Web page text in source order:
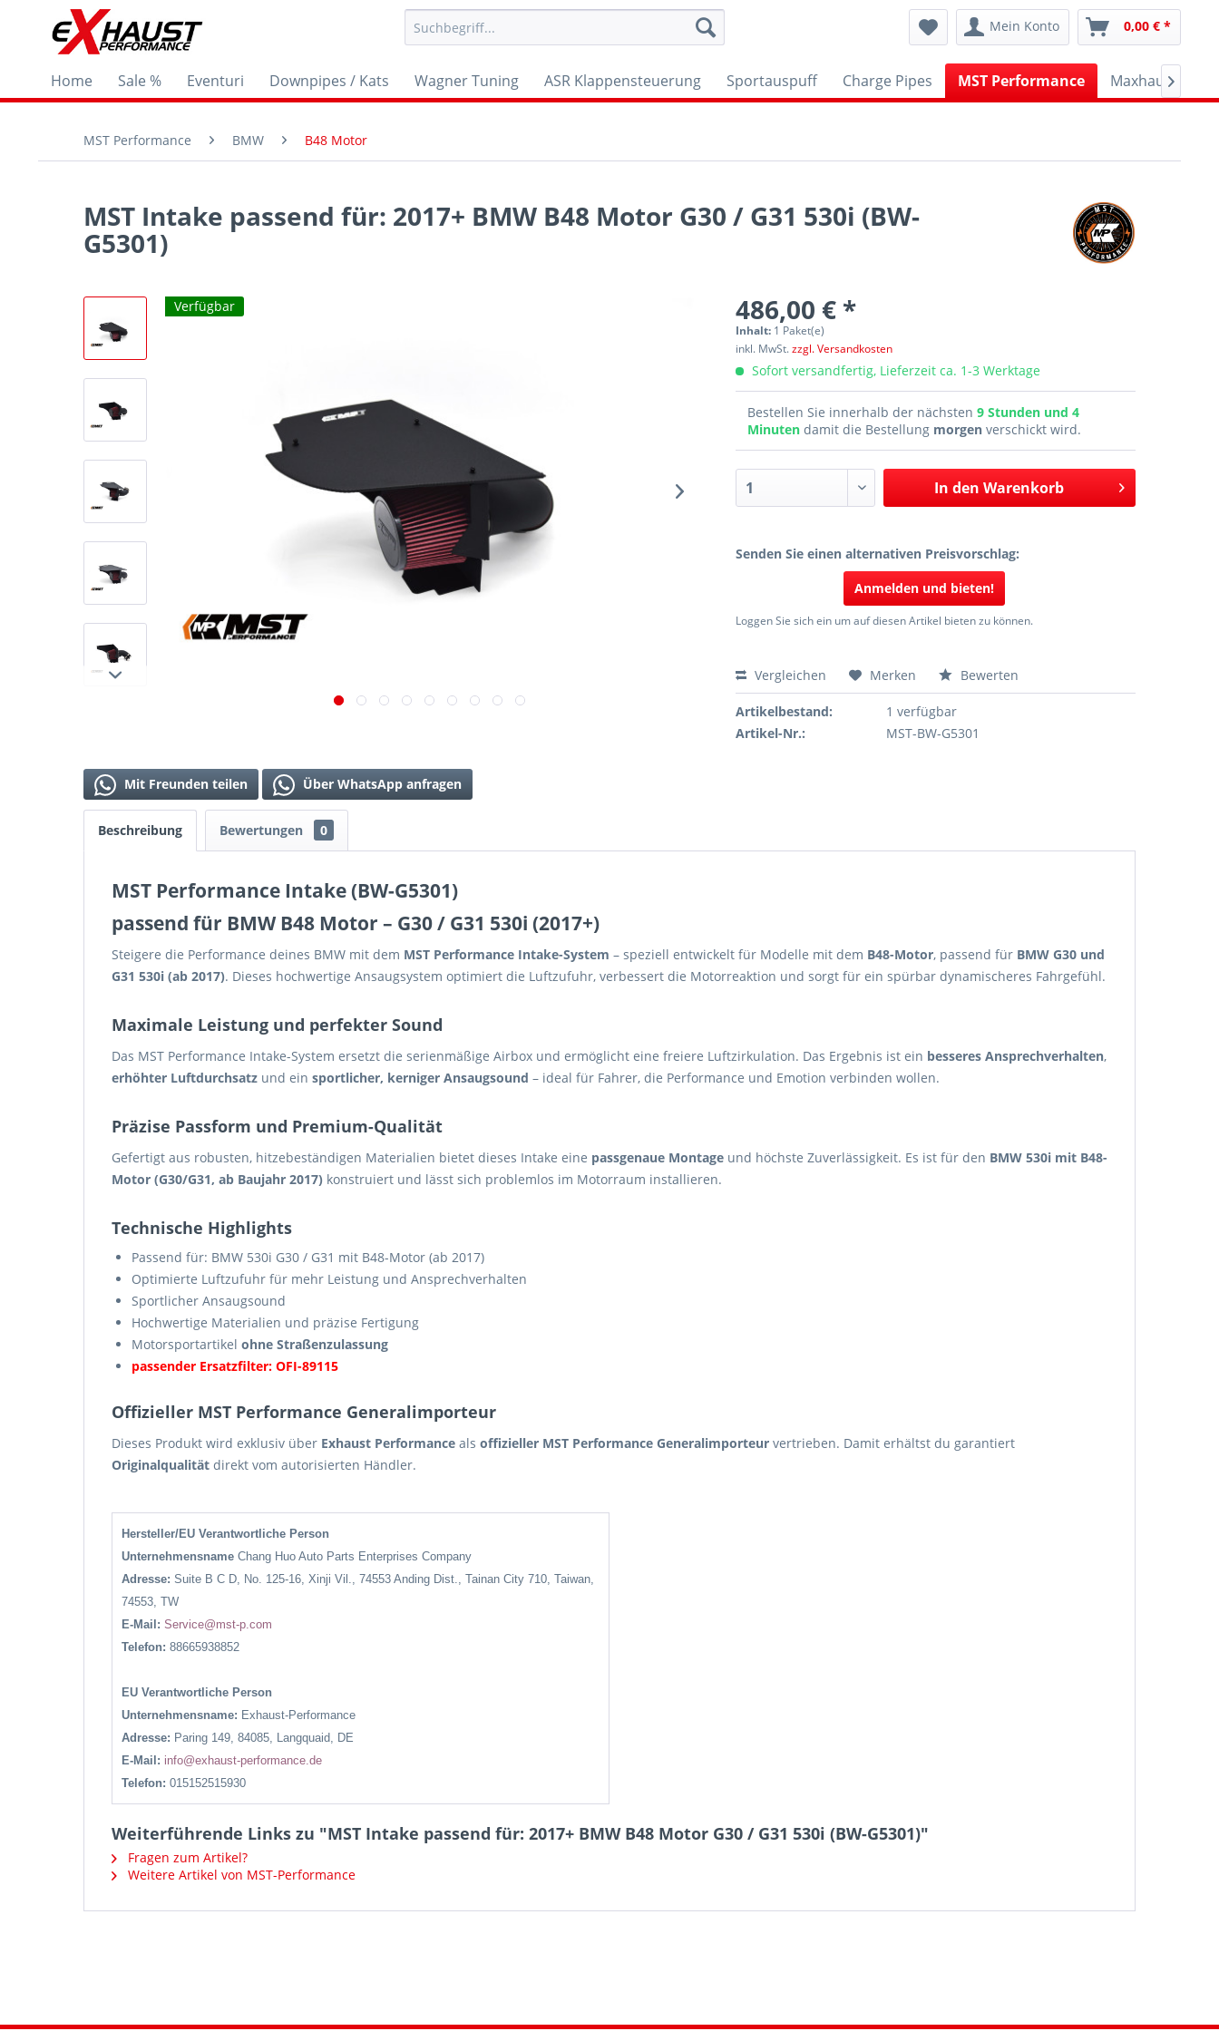
Mein Konto 0,00 € *
Home Sale % Eventuri Downpipes / Kats Wagner Tuning ASR Klappensteuerung Sportauspuff Charge Pipes MST Performance Maxhaust

MST Performance BMW B48 Motor
MST Intake passend für: 2017+ BMW B48 Motor G30 / G31 530i (BW-
G5301)
Verfügbar 486,00 € *
Inhalt: 1 Paket(e)
inkl. MwSt.zzgl. Versandkosten
Sofort versandfertig, Lieferzeit ca. 1-3 Werktage
Bestellen Sie innerhalb der nächsten9 Stunden und 4
Minutendamit die Bestellung morgen verschickt wird.
In den Warenkorb
Senden Sie einen alternativen Preisvorschlag:
Anmelden und bieten!
Loggen Sie sich ein um auf diesen Artikel bieten zu können.
Vergleichen Merken Bewerten
Artikelbestand:
1 verfügbar
Artikel-Nr.:
MST-BW-G5301
Mit Freunden teilen Über WhatsApp anfragen
Beschreibung Bewertungen 0
MST Performance Intake (BW-G5301)
passend für BMW B48 Motor – G30 / G31 530i (2017+)
Steigere die Performance deines BMW mit dem MST Performance Intake-System – speziell entwickelt für Modelle mit dem B48-Motor, passend für BMW G30 und
G31 530i (ab 2017). Dieses hochwertige Ansaugsystem optimiert die Luftzufuhr, verbessert die Motorreaktion und sorgt für ein spürbar dynamischeres Fahrgefühl.
Maximale Leistung und perfekter Sound
Das MST Performance Intake-System ersetzt die serienmäßige Airbox und ermöglicht eine freiere Luftzirkulation. Das Ergebnis ist ein besseres Ansprechverhalten,
erhöhter Luftdurchsatz und ein sportlicher, kerniger Ansaugsound – ideal für Fahrer, die Performance und Emotion verbinden wollen.
Präzise Passform und Premium-Qualität
Gefertigt aus robusten, hitzebeständigen Materialien bietet dieses Intake eine passgenaue Montage und höchste Zuverlässigkeit. Es ist für den BMW 530i mit B48-
Motor (G30/G31, ab Baujahr 2017) konstruiert und lässt sich problemlos im Motorraum installieren.
Technische Highlights
Passend für: BMW 530i G30 / G31 mit B48-Motor (ab 2017)
Optimierte Luftzufuhr für mehr Leistung und Ansprechverhalten
Sportlicher Ansaugsound
Hochwertige Materialien und präzise Fertigung
Motorsportartikel ohne Straßenzulassung
passender Ersatzfilter: OFI-89115
Offizieller MST Performance Generalimporteur
Dieses Produkt wird exklusiv über Exhaust Performance als offizieller MST Performance Generalimporteur vertrieben. Damit erhältst du garantiert
Originalqualität direkt vom autorisierten Händler.
Hersteller/EU Verantwortliche Person
Unternehmensname Chang Huo Auto Parts Enterprises Company
Adresse: Suite B C D, No. 125-16, Xinji Vil., 74553 Anding Dist., Tainan City 710, Taiwan,
74553, TW
E-Mail: Service@mst-p.com
Telefon: 88665938852
EU Verantwortliche Person
Unternehmensname: Exhaust-Performance
Adresse: Paring 149, 84085, Langquaid, DE
E-Mail: info@exhaust-performance.de
Telefon: 015152515930
Weiterführende Links zu "MST Intake passend für: 2017+ BMW B48 Motor G30 / G31 530i (BW-G5301)"
Fragen zum Artikel?
Weitere Artikel von MST-Performance